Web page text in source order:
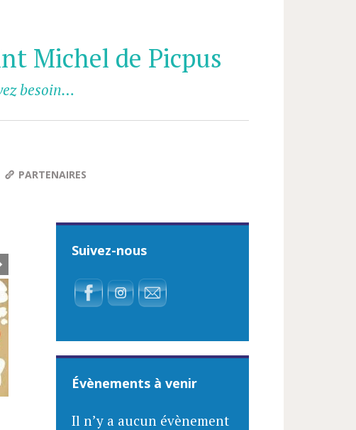
Michel de Picpus
besoin…
PARTENAIRES
Suivez-nous
Évènements à venir
Il n’y a aucun évènement